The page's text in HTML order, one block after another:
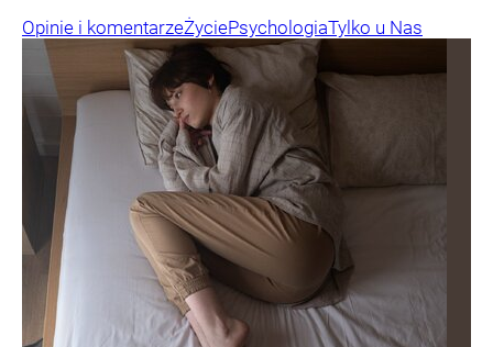
Opinie i komentarzeŻyciePsychologiaTylko u Nas